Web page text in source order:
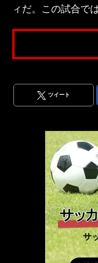
ィだ。この試合で
ツイート